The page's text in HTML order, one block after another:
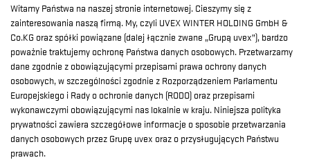
Witamy Państwa na naszej stronie internetowej. Cieszymy się z
zainteresowania naszą firmą. My, czyli UVEX WINTER HOLDING GmbH &
Co.KG oraz spółki powiązane (dalej łącznie zwane „Grupą uvex”), bardzo
poważnie traktujemy ochronę Państwa danych osobowych. Przetwarzamy
dane zgodnie z obowiązującymi przepisami prawa ochrony danych
osobowych, w szczególności zgodnie z Rozporządzeniem Parlamentu
Europejskiego i Rady o ochronie danych (RODO) oraz przepisami
wykonawczymi obowiązującymi nas lokalnie w kraju. Niniejsza polityka
prywatności zawiera szczegółowe informacje o sposobie przetwarzania
danych osobowych przez Grupę uvex oraz o przysługujących Państwu
prawach.